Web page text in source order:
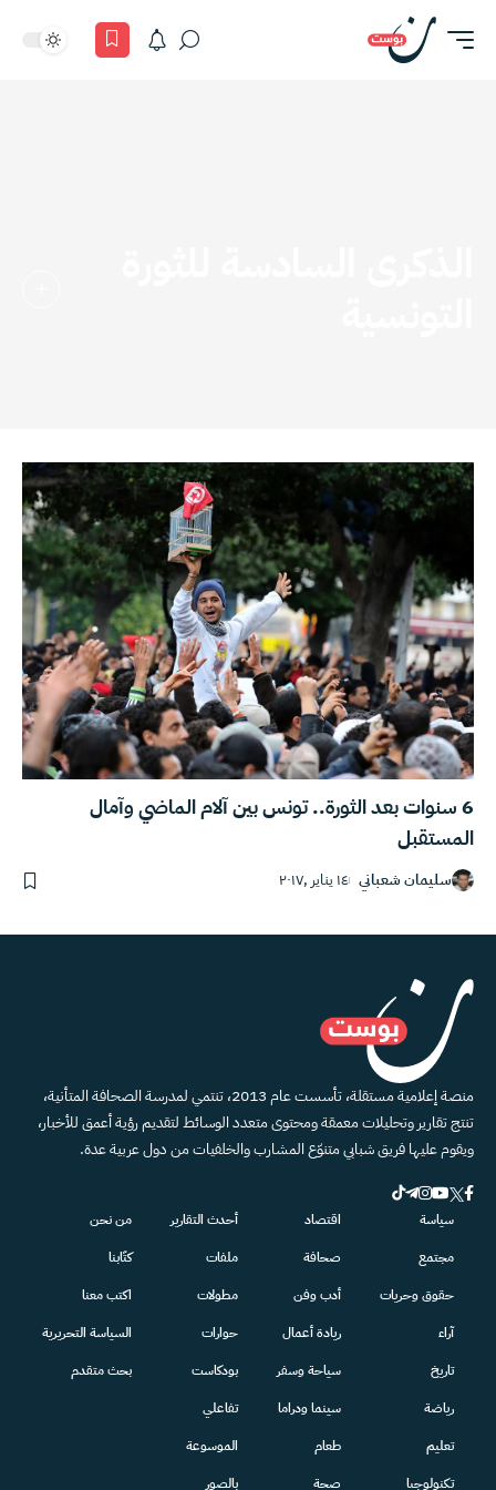
6 سنوات بعد الثورة.. تونس بين آلام الماضي وآمال
المستقبل
سليمان شعباني ١٤ يناير ,٢٠١٧
منصة إعلامية مستقلة، تأسست عام 2013، تنتمي لمدرسة الصحافة المتأنية،
تنتج تقارير وتحليلات معمقة ومحتوى متعدد الوسائط لتقديم رؤية أعمق للأخبار،
ويقوم عليها فريق شبابي متنوّع المشارب والخلفيات من دول عربية عدة.
سياسة
مجتمع
حقوق وحريات
آراء
تاريخ
رياضة
تعليم
تكنولوجيا
اقتصاد
صحافة
أدب وفن
ريادة أعمال
سياحة وسفر
سينما ودراما
طعام
صحة
أحدث التقارير
ملفات
مطولات
حوارات
بودكاست
تفاعلي
الموسوعة
بالصور
من نحن
كتّابنا
اكتب معنا
السياسة التحريرية
بحث متقدم